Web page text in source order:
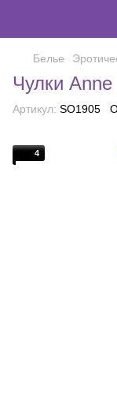
Белье
Чулки
Артикул: SO1905
4